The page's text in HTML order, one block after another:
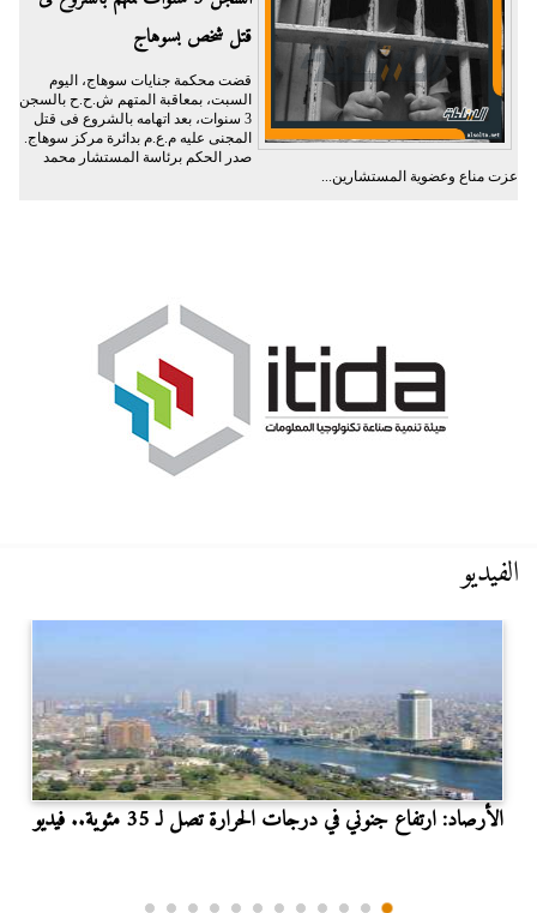
قتل شخص بسوهاج
قضت محكمة جنايات سوهاج، اليوم
السبت، بمعاقبة المتهم ش.ح.ح بالسجن
3 سنوات، بعد اتهامه بالشروع فى قتل
المجنى عليه م.ع.م بدائرة مركز سوهاج.
صدر الحكم برئاسة المستشار محمد
عزت مناع وعضوية المستشارين...
الفيديو
الأرصاد: ارتفاع جنوني في درجات الحرارة تصل لـ 35 مئوية.. فيديو